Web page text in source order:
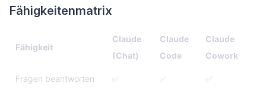
Fähigkeitenmatrix
Fähigkeit
Claude
(Chat)
Claude
Code
Claude
Cowork
Fragen beantworten